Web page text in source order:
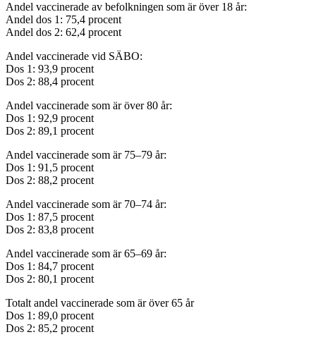
Andel vaccinerade av befolkningen som är över 18 år:
Andel dos 1: 75,4 procent
Andel dos 2: 62,4 procent
Andel vaccinerade vid SÄBO:
Dos 1: 93,9 procent
Dos 2: 88,4 procent
Andel vaccinerade som är över 80 år:
Dos 1: 92,9 procent
Dos 2: 89,1 procent
Andel vaccinerade som är 75–79 år:
Dos 1: 91,5 procent
Dos 2: 88,2 procent
Andel vaccinerade som är 70–74 år:
Dos 1: 87,5 procent
Dos 2: 83,8 procent
Andel vaccinerade som är 65–69 år:
Dos 1: 84,7 procent
Dos 2: 80,1 procent
Totalt andel vaccinerade som är över 65 år
Dos 1: 89,0 procent
Dos 2: 85,2 procent